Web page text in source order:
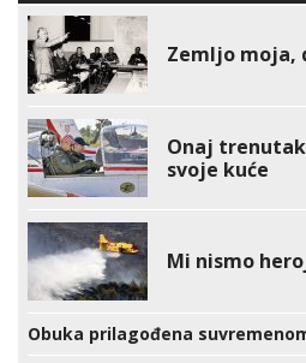
Zemljo moja,
Onaj
svoje kuće
Mi nismo
Obuka prilagođena